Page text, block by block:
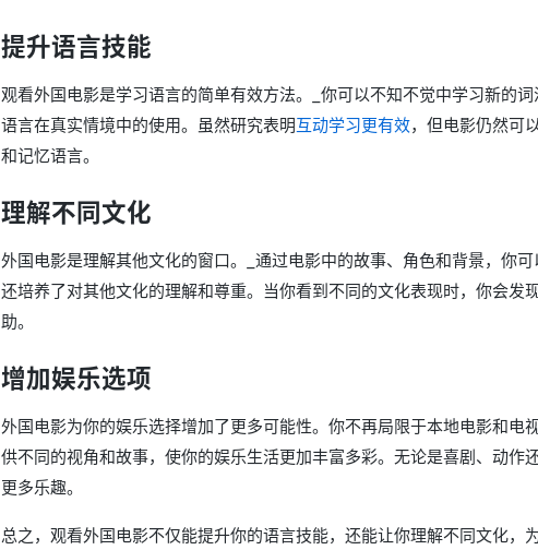
提升语言技能
观看外国电影是学习语言的简单有效方法。_你可以不知不觉中学习新的
语言在真实情境中的使用。虽然研究表明互动学习更有效，但电影仍然可
和记忆语言。
理解不同文化
外国电影是理解其他文化的窗口。_通过电影中的故事、角色和背景，你
还培养了对其他文化的理解和尊重。当你看到不同的文化表现时，你会
助。
增加娱乐选项
外国电影为你的娱乐选择增加了更多可能性。 你不再局限于本地电影和电
供不同的视角和故事，使你的娱乐生活更加丰富多彩。无论是喜剧、动
更多乐趣。
总之，观看外国电影不仅能提升你的语言技能，还能让你理解不同文化